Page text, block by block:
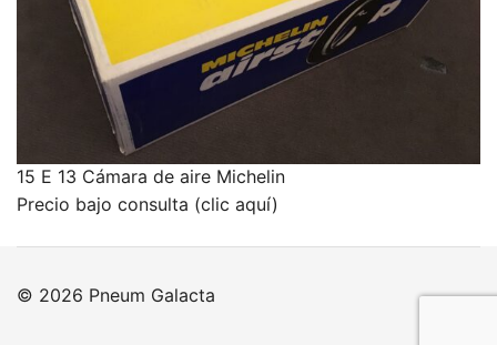
15 E 13 Cámara de aire Michelin
Precio bajo consulta (clic aquí)
© 2026 Pneum Galacta